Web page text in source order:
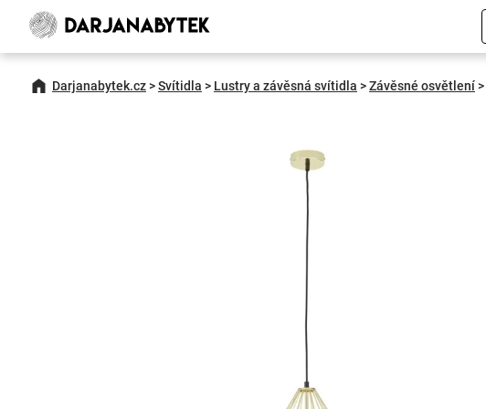
Darjanabytek.cz>Svítidla > Lustry a závěsná svítidla >Závěsné osvětlení>